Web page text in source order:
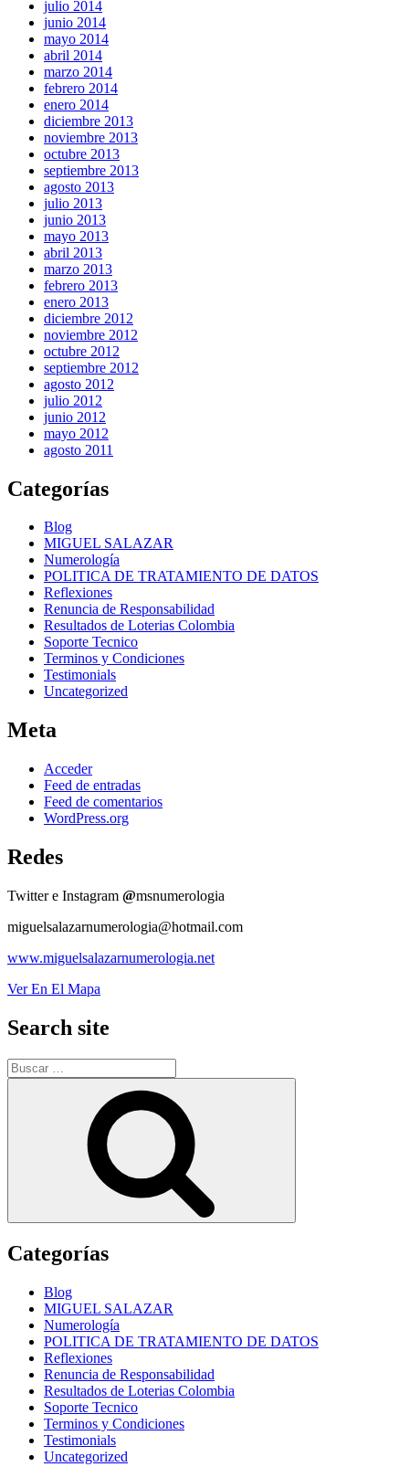
julio 2014
junio 2014
mayo 2014
abril 2014
marzo 2014
febrero 2014
enero 2014
diciembre 2013
noviembre 2013
octubre 2013
septiembre 2013
agosto 2013
julio 2013
junio 2013
mayo 2013
abril 2013
marzo 2013
febrero 2013
enero 2013
diciembre 2012
noviembre 2012
octubre 2012
septiembre 2012
agosto 2012
julio 2012
junio 2012
mayo 2012
agosto 2011
Categorías
Blog
MIGUEL SALAZAR
Numerología
POLITICA DE TRATAMIENTO DE DATOS
Reflexiones
Renuncia de Responsabilidad
Resultados de Loterias Colombia
Soporte Tecnico
Terminos y Condiciones
Testimonials
Uncategorized
Meta
Acceder
Feed de entradas
Feed de comentarios
WordPress.org
Redes
Twitter e Instagram @msnumerologia
miguelsalazarnumerologia@hotmail.com
www.miguelsalazarnumerologia.net
Ver En El Mapa
Search site
Buscar
por:
Categorías
Blog
MIGUEL SALAZAR
Numerología
POLITICA DE TRATAMIENTO DE DATOS
Reflexiones
Renuncia de Responsabilidad
Resultados de Loterias Colombia
Soporte Tecnico
Terminos y Condiciones
Testimonials
Uncategorized